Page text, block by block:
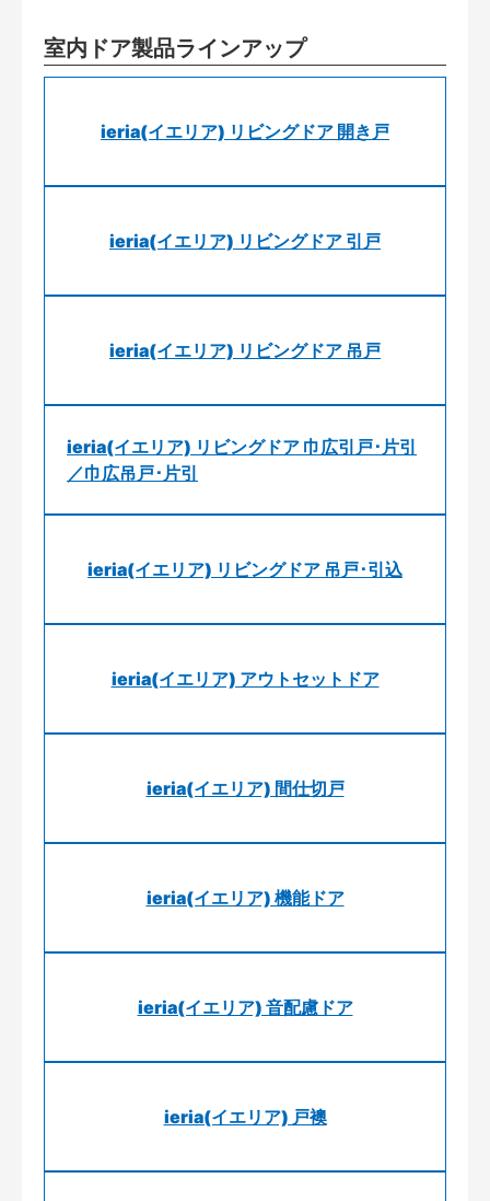
室内ドア製品ラインアップ
ieria(イエリア) リビングドア 開き戸
ieria(イエリア) リビングドア 引戸
ieria(イエリア) リビングドア 吊戸
ieria(イエリア) リビングドア 巾広引戸･片引
／巾広吊戸･片引
ieria(イエリア) リビングドア 吊戸･引込
ieria(イエリア) アウトセットドア
ieria(イエリア) 間仕切戸
ieria(イエリア) 機能ドア
ieria(イエリア) 音配慮ドア
ieria(イエリア) 戸襖